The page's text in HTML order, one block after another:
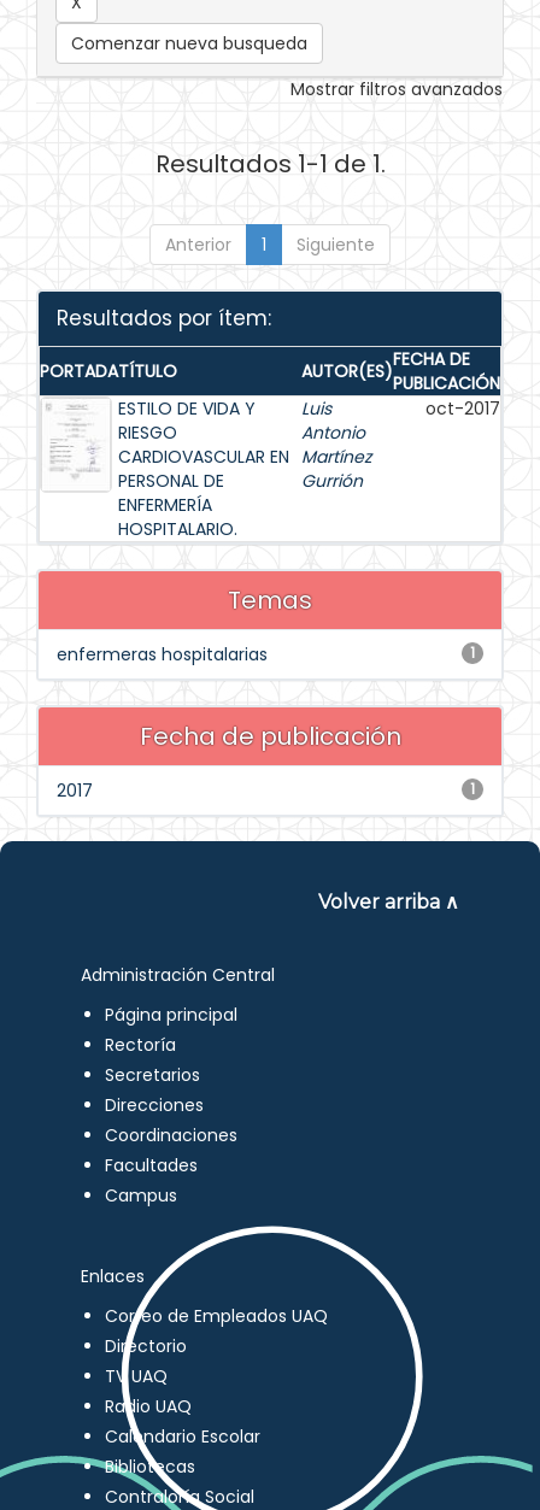
Comenzar nueva busqueda
Mostrar filtros avanzados
Resultados 1-1 de 1.
Anterior 1 Siguiente
Resultados por ítem:
PORTADATÍTULO AUTOR(ES)FECHA DE
PUBLICACIÓN
ESTILO DE VIDA Y
RIESGO
CARDIOVASCULAR EN
PERSONAL DE
ENFERMERÍA
HOSPITALARIO.
Luis
Antonio
Martínez
Gurrión
oct-2017
Temas
1
enfermeras hospitalarias
Fecha de publicación
1
2017
Volver arriba ∧
Administración Central
Página principal
Rectoría
Secretarios
Direcciones
Coordinaciones
Facultades
Campus
Enlaces
Correo de Empleados UAQ
Directorio
TV UAQ
Radio UAQ
Calendario Escolar
Bibliotecas
Contraloría Social